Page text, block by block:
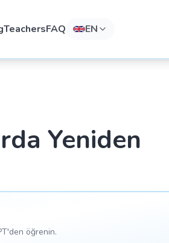
TeachersFAQ EN
Yeniden
öğrenin.